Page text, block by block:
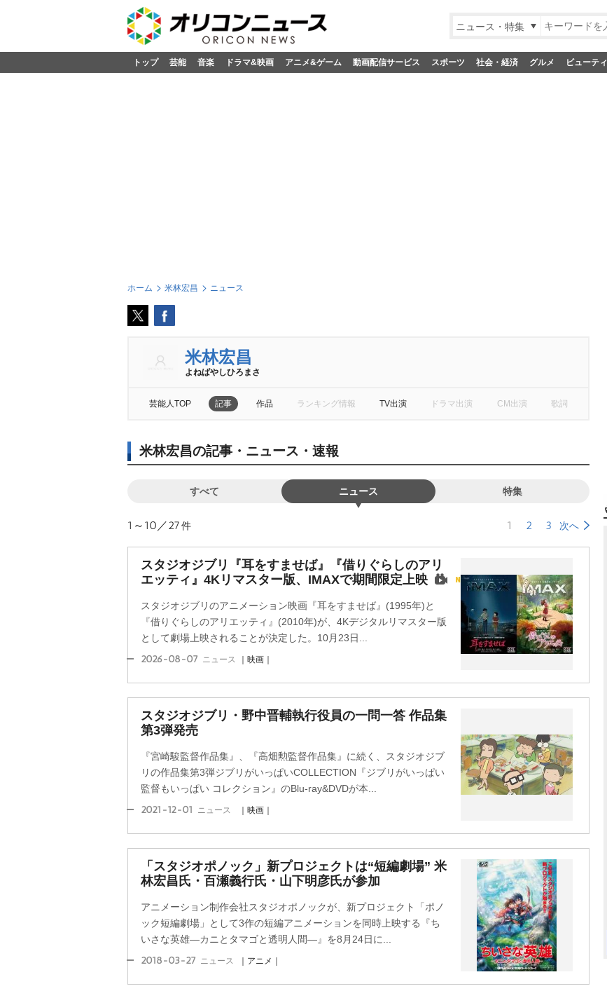
ニュース・特集
トップ 芸能 音楽 ドラマ&映画 アニメ&ゲーム 動画配信サービス スポーツ 社会・経済 グルメ ビューティ
ホーム 米林宏昌 ニュース
米林宏昌
よねばやしひろまさ
芸能人TOP 記事 作品 ランキング情報 TV出演 ドラマ出演 CM出演 歌詞
米林宏昌の記事・ニュース・速報
すべて ニュース 特集
1～10／27件 1 2 3 次へ
スタジオジブリ『耳をすませば』『借りぐらしのアリ
エッティ』4Kリマスター版、IMAXで期間限定上映
スタジオジブリのアニメーション映画『耳をすませば』(1995年)と
『借りぐらしのアリエッティ』(2010年)が、4Kデジタルリマスター版
として劇場上映されることが決定した。10月23日...
2026-08-07 ニュース ｜映画｜
スタジオジブリ・野中晋輔執行役員の一問一答 作品集
第3弾発売
『宮崎駿監督作品集』、『高畑勲監督作品集』に続く、スタジオジブ
リの作品集第3弾ジブリがいっぱいCOLLECTION『ジブリがいっぱい
監督もいっぱい コレクション』のBlu-ray&DVDが本...
2021-12-01 ニュース ｜映画｜
「スタジオポノック」新プロジェクトは“短編劇場” 米
林宏昌氏・百瀬義行氏・山下明彦氏が参加
アニメーション制作会社スタジオポノックが、新プロジェクト「ポノ
ック短編劇場」として3作の短編アニメーションを同時上映する『ち
いさな英雄―カニとタマゴと透明人間―』を8月24日に...
2018-03-27 ニュース ｜アニメ｜